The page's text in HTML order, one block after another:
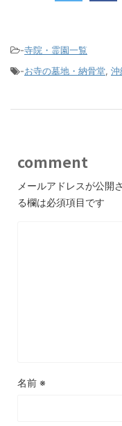
-寺院・霊園一覧
-お寺の墓地・納骨堂, 沖
comment
メールアドレスが公開
る欄は必須項目です
名前 ※